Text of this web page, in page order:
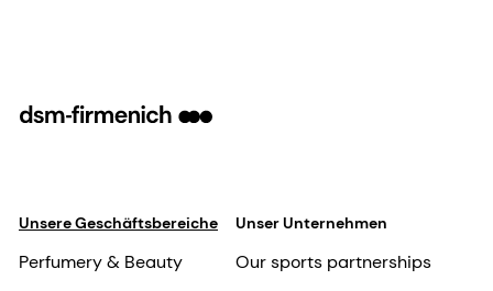
Unsere Geschäftsbereiche
Perfumery & Beauty
Unser Unternehmen
Our sports partnerships